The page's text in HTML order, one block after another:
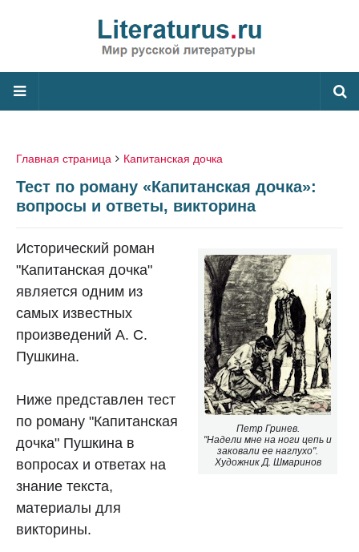
Главная страница Капитанская дочка
Тест по роману «Капитанская дочка»:
вопросы и ответы, викторина
Петр Гринев.
"Надели мне на ноги цепь и
заковали ее наглухо".
Художник Д. Шмаринов
Исторический роман
"Капитанская дочка"
является одним из
самых известных
произведений А. С.
Пушкина.
Ниже представлен тест
по роману "Капитанская
дочка" Пушкина в
вопросах и ответах на
знание текста,
материалы для
викторины.